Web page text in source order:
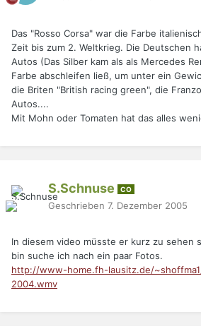
Das "Rosso Corsa" war die Farbe
Zeit bis zum 2. Weltkrieg. Die Deutschen
Autos (Das Silber kam als als Mercedes
Farbe abschleifen ließ, um unter ein
die Briten "British racing green", die
Autos....
Mit Mohn oder Tomaten hat das alles
S.Schnuse CO
Geschrieben 7. Dezember 2005
In diesem video müsste er kurz zu sehen
bin suche ich nach ein paar Fotos.
http://www-home.fh-lausitz.de/
2004.wmv